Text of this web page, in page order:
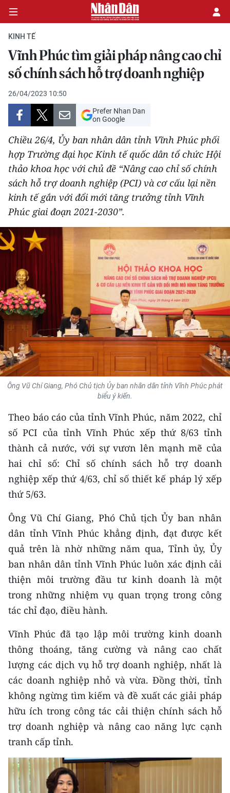
CHÍNH TRỊ
KINH TẾ
VĂN HÓA
XÃ HỘI
PHÁP LUẬT
DU LỊCH
THẾ GIỚI
THỂ THAO
GIÁO DỤC
Y TẾ
KHOA HỌC - CÔNG NGHỆ
MÔI TRƯỜNG
BẠN ĐỌC
KIỂM CHỨNG THÔNG TIN
TRI THỨC CHUYÊN SÂU
54 DÂN TỘC VIỆT NAM
CHƯƠNG TRÌNH OCOP - MỖI XÃ
MỘT SẢN PHẨM
RADIO
MEDIA CENTER
E-Magazine
Video
Media Chính trị
Media Văn hóa
Media Xã hội
Media Pháp luật
Media Du lịch
Media Thế giới
Media Thể thao
Media Giáo dục
KINH TẾ
Vĩnh Phúc tìm giải pháp nâng cao chỉ
số chính sách hỗ trợ doanh nghiệp
26/04/2023 10:50
Prefer Nhan Dan
on Google
Chiều 26/4, Ủy ban nhân dân tỉnh Vĩnh Phúc phối
hợp Trường đại học Kinh tế quốc dân tổ chức Hội
thảo khoa học với chủ đề “Nâng cao chỉ số chính
sách hỗ trợ doanh nghiệp (PCI) và cơ cấu lại nền
kinh tế gắn với đổi mới tăng trưởng tỉnh Vĩnh
Phúc giai đoạn 2021-2030”.
Ông Vũ Chí Giang, Phó Chủ tịch Ủy ban nhân dân tỉnh Vĩnh Phúc phát
biểu ý kiến.
Theo báo cáo của tỉnh Vĩnh Phúc, năm 2022, chỉ
số PCI của tỉnh Vĩnh Phúc xếp thứ 8/63 tỉnh
thành cả nước, với sự vươn lên mạnh mẽ của
hai chỉ số: Chỉ số chính sách hỗ trợ doanh
nghiệp xếp thứ 4/63, chỉ số thiết kế pháp lý xếp
thứ 5/63.
Ông Vũ Chí Giang, Phó Chủ tịch Ủy ban nhân
dân tỉnh Vĩnh Phúc khẳng định, đạt được kết
quả trên là nhờ những năm qua, Tỉnh ủy, Ủy
ban nhân dân tỉnh Vĩnh Phúc luôn xác định cải
thiện môi trường đầu tư kinh doanh là một
trong những nhiệm vụ quan trọng trong công
tác chỉ đạo, điều hành.
Vĩnh Phúc đã tạo lập môi trường kinh doanh
thông thoáng, tăng cường và nâng cao chất
lượng các dịch vụ hỗ trợ doanh nghiệp, nhất là
các doanh nghiệp nhỏ và vừa. Đồng thời, tỉnh
không ngừng tìm kiếm và đề xuất các giải pháp
hữu ích trong công tác cải thiện chính sách hỗ
trợ doanh nghiệp và nâng cao năng lực cạnh
tranh cấp tỉnh.